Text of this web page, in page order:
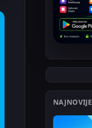
NAJNOVIJE